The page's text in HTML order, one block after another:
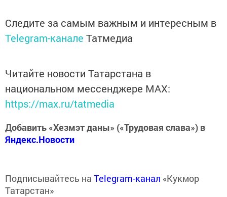
Следите за самым важным и интересным в
Telegram-канале Татмедиа
Читайте новости Татарстана в
национальном мессенджере MАХ:
https://max.ru/tatmedia
Добавить «Хезмэт даны» («Трудовая слава») в
Яндекс.Новости
Подписывайтесь на Telegram-канал «Кукмор
Татарстан»